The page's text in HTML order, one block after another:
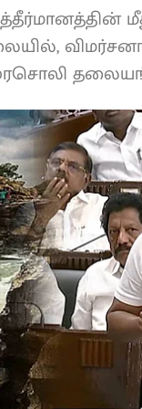
தலையங்கம்